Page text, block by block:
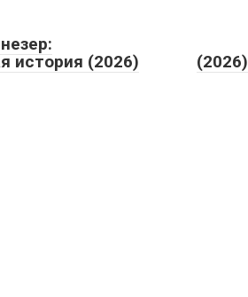
история (2026)
(2026)